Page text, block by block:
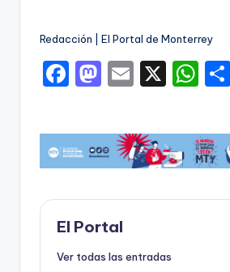
Redacción | El Portal de Monterrey
F
c
e
b
o
o
k
M
st
o
d
o
n
E
ai
l
X
W
a
ts
A
p
El Portal
Ver todas las entradas